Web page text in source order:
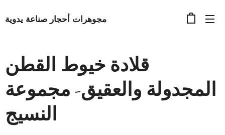
مجوهرات أحجار صناعة يدوية
قلادة خيوط القطن
المجدولة والعقيق- مجموعة
النسيج